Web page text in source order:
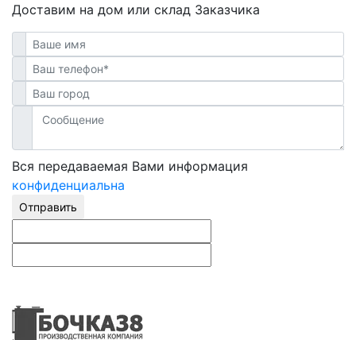
Доставим на дом или склад Заказчика
Вся передаваемая Вами информация
конфиденциальна
Отправить